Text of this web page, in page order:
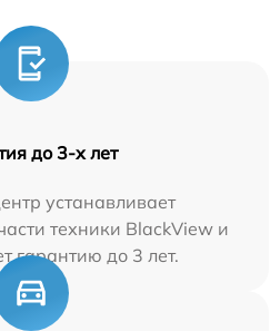
до 3-х лет
устанавливает
техники BlackView и
гарантию до 3 лет.